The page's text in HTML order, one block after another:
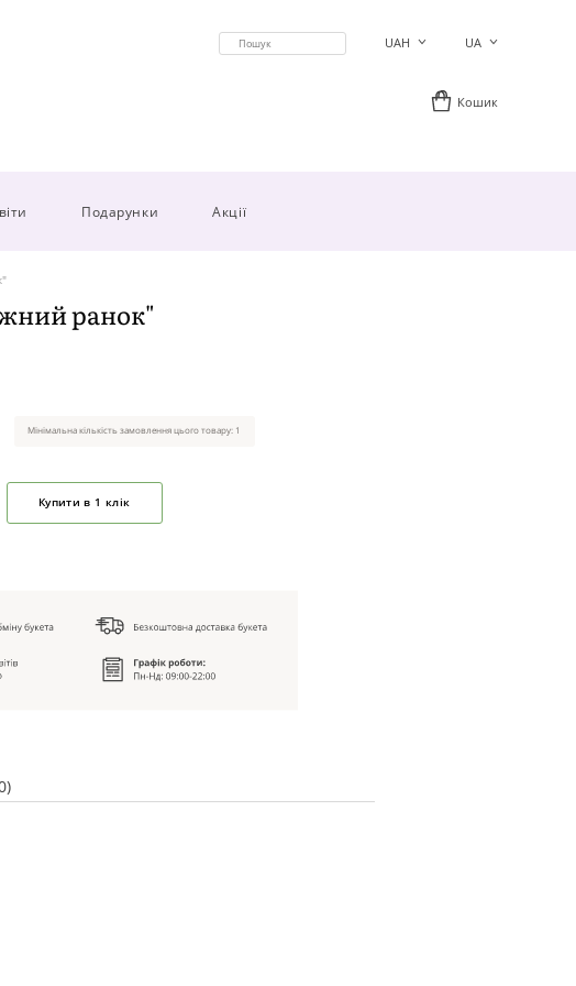
UAH UA
Кошик
Подарунки Акції
ранок"
Мінімальна кількість замовлення цього товару: 1
Купити в 1 клік